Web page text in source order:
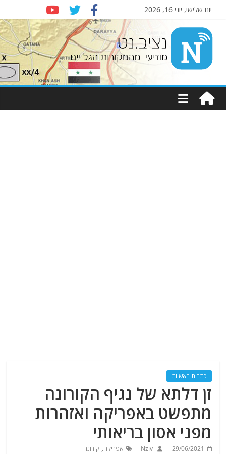
יום שלישי, יוני 16, 2026
Nziv.net
מודיעין
מהמקורות
כתבות ראשיות
זן דלתא של נגיף הקורונה
מתפשט באפריקה ואזהרות
מפני אסון בריאותי
29/06/2021
Nziv אפריקה,קורונה